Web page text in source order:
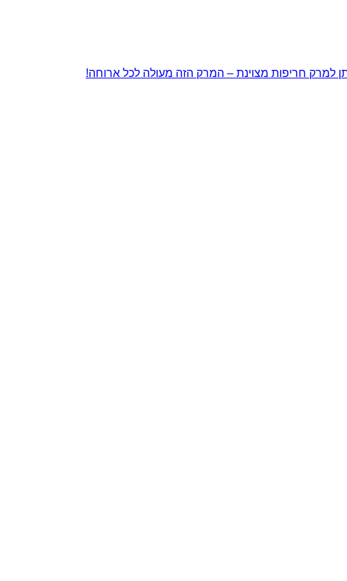
למרק חריפות מצוינת – המרק הזה מעולה לכל ארוחה!